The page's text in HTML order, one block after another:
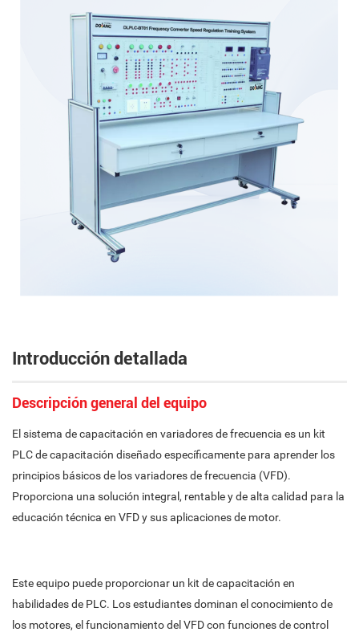
Introducción detallada
Descripción general del equipo
El sistema de capacitación en variadores de frecuencia es un kit
PLC de capacitación diseñado específicamente para aprender los
principios básicos de los variadores de frecuencia (VFD).
Proporciona una solución integral, rentable y de alta calidad para la
educación técnica en VFD y sus aplicaciones de motor.
Este equipo puede proporcionar un kit de capacitación en
habilidades de PLC. Los estudiantes dominan el conocimiento de
los motores, el funcionamiento del VFD con funciones de control